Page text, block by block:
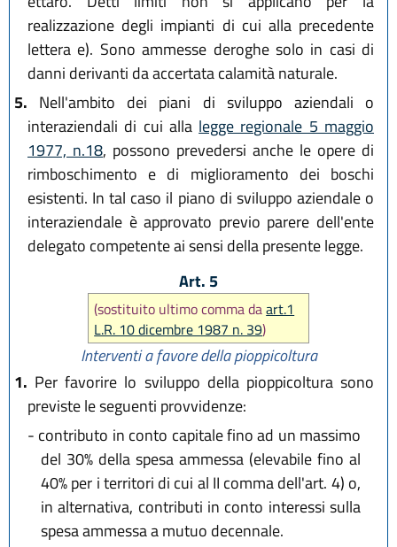
realizzazione degli impianti di cui alla precedente
lettera e). Sono ammesse deroghe solo in casi di
danni derivanti da accertata calamità naturale.
5. Nell'ambito dei piani di sviluppo aziendali o
interaziendali di cui alla legge regionale 5 maggio
1977, n.18, possono prevedersi anche le opere di
rimboschimento e di miglioramento dei boschi
esistenti. In tal caso il piano di sviluppo aziendale o
interaziendale è approvato previo parere dell'ente
delegato competente ai sensi della presente legge.
Art. 5
(sostituito ultimo comma daart.1
L.R. 10 dicembre 1987 n. 39)
Interventi a favore della pioppicoltura
1. Per favorire lo sviluppo della pioppicoltura sono
previste le seguenti provvidenze:
- contributo in conto capitale fino ad un massimo
del 30% della spesa ammessa (elevabile fino al
40% per i territori di cui al II comma dell'art. 4) o,
in alternativa, contributi in conto interessi sulla
spesa ammessa a mutuo decennale.